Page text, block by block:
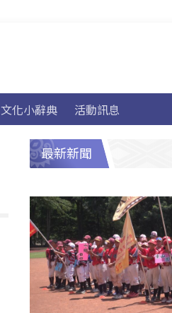
文化小辭典 活動訊息
最新新聞